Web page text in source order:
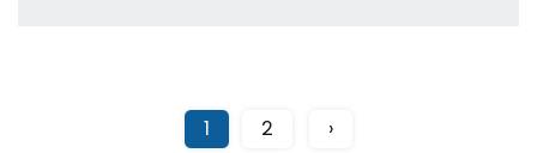
1 2 ›